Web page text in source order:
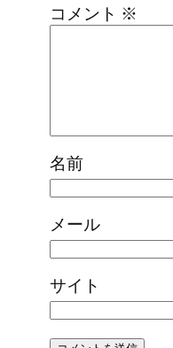
コメント ※
名前
メール
サイト